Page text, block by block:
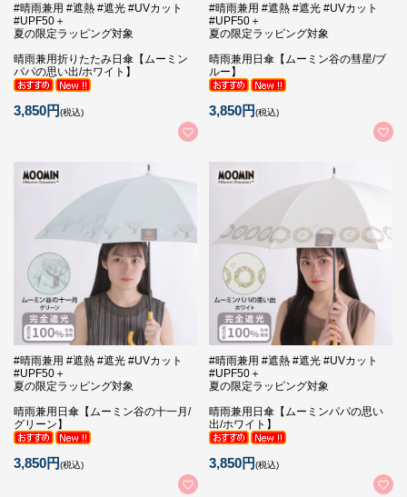
#晴雨兼用 #遮熱 #遮光 #UVカット
#UPF50＋
夏の限定ラッピング対象
晴雨兼用折りたたみ日傘【ムーミン
パパの思い出/ホワイト】
3,850円(税込)
#晴雨兼用 #遮熱 #遮光 #UVカット
#UPF50＋
夏の限定ラッピング対象
晴雨兼用日傘【ムーミン谷の彗星/ブ
ルー】
3,850円(税込)
#晴雨兼用 #遮熱 #遮光 #UVカット
#UPF50＋
夏の限定ラッピング対象
晴雨兼用日傘【ムーミン谷の十一月/
グリーン】
3,850円(税込)
#晴雨兼用 #遮熱 #遮光 #UVカット
#UPF50＋
夏の限定ラッピング対象
晴雨兼用日傘【ムーミンパパの思い
出/ホワイト】
3,850円(税込)